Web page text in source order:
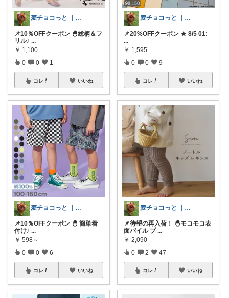
麦チョコっと ｜ キッズ＆ベビー 夏
📌10％OFFクーポン 🐣総柄＆フ
リル♪ ...
￥ 1,100
0 0 1
コレ いいね
麦チョコっと ｜ キッズ＆ベビー 夏
📌10％OFFクーポン 🐣 簡単着
付け♪ ...
￥ 598～
0 0 6
コレ いいね
麦チョコっと ｜ キッズ＆ベビー 夏
📌20%OFFクーポン ★ 8/5 01:
...
￥ 1,595
0 0 9
コレ いいね
麦チョコっと ｜ キッズ＆ベビー 夏
📌待望の再入荷！ 🐣モコモコ表
面パイル プ ...
￥ 2,090
0 2 47
コレ いいね